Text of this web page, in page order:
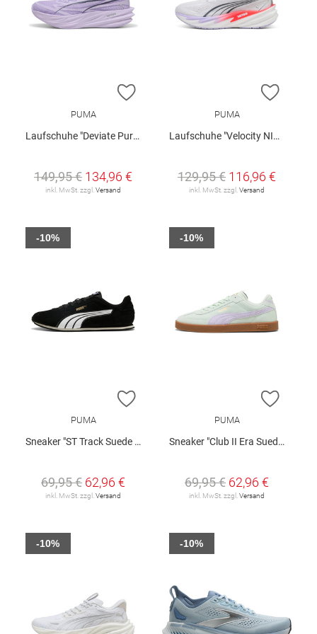
ZUR WUNSCHLISTE HINZUFÜGEN
PUMA
Laufschuhe "Deviate Pure NITRO™ W"
149,95 € 134,96 €
inkl. MwSt. zzgl. Versand
ZUR
PUMA
Laufschuhe "Velocity NITRO 5 W"
129,95 € 116,96 €
inkl. MwSt. zzgl. Versand
ZUR WUNSCHLISTE HINZUFÜGEN
PUMA
Sneaker "ST Track Suede W"
69,95 € 62,96 €
inkl. MwSt. zzgl.Versand
-10%
ZUR
PUMA
Sneaker "Club II Era Suede"
69,95 € 62,96 €
inkl. MwSt. zzgl.Versand
-10%
-10% -10%